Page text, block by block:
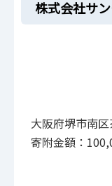
株式会社サ
大阪府堺市南
寄附金額：